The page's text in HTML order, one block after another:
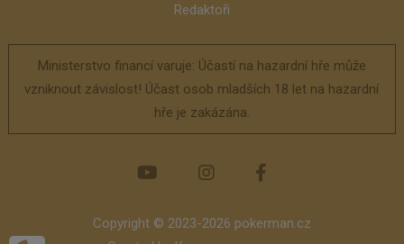
Redaktoři
Ministerstvo financí varuje: Účastí na hazardní hře může
vzniknout závislost! Účast osob mladších 18 let na hazardní
hře je zakázána.
Copyright © 2023-2026 pokerman.cz